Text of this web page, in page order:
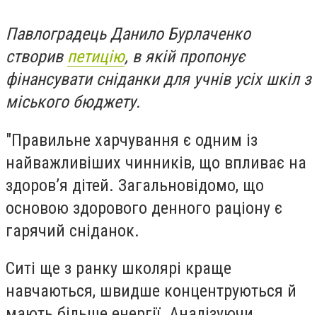
Павлоградець Данило Бурлаченко
створив петицію, в якій пропонує
фінансувати сніданки для учнів усіх шкіл з
міського бюджету.
"Правильне харчування є одним із
найважливіших чинників, що впливає на
здоров’я дітей. Загальновідомо, що
основою здорового денного раціону є
гарячий сніданок.
Ситі ще з ранку школярі краще
навчаються, швидше концентруються й